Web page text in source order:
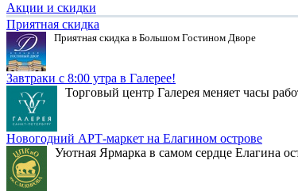
Акции и скидки
Приятная скидка
Приятная скидка в Большом Гостином Дворе
Завтраки с 8:00 утра в Галерее!
Торговый центр Галерея меняет часы
Новогодний АРТ-маркет на Елагином острове
Уютная Ярмарка в самом сердце Елагина